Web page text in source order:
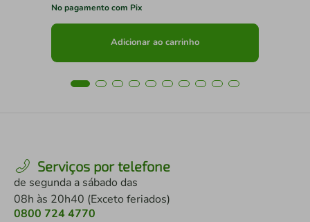
No pagamento com Pix
Adicionar ao carrinho
Serviços por telefone
de segunda a sábado das
08h às 20h40 (Exceto feriados)
0800 724 4770